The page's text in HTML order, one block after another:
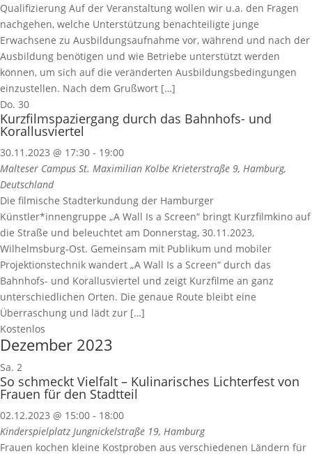
Qualifizierung Auf der Veranstaltung wollen wir u.a. den Fragen
nachgehen, welche Unterstützung benachteiligte junge
Erwachsene zu Ausbildungsaufnahme vor, während und nach der
Ausbildung benötigen und wie Betriebe unterstützt werden
können, um sich auf die veränderten Ausbildungsbedingungen
einzustellen. Nach dem Grußwort […]
Do. 30
Kurzfilmspaziergang durch das Bahnhofs- und
Korallusviertel
30.11.2023 @ 17:30 - 19:00
Malteser Campus St. Maximilian Kolbe Krieterstraße 9, Hamburg,
Deutschland
Die filmische Stadterkundung der Hamburger
Künstler*innengruppe „A Wall Is a Screen“ bringt Kurzfilmkino auf
die Straße und beleuchtet am Donnerstag, 30.11.2023,
Wilhelmsburg-Ost. Gemeinsam mit Publikum und mobiler
Projektionstechnik wandert „A Wall Is a Screen“ durch das
Bahnhofs- und Korallusviertel und zeigt Kurzfilme an ganz
unterschiedlichen Orten. Die genaue Route bleibt eine
Überraschung und lädt zur […]
Kostenlos
Dezember 2023
Sa. 2
So schmeckt Vielfalt – Kulinarisches Lichterfest von
Frauen für den Stadtteil
02.12.2023 @ 15:00 - 18:00
Kinderspielplatz Jungnickelstraße 19, Hamburg
Frauen kochen kleine Kostproben aus verschiedenen Ländern für